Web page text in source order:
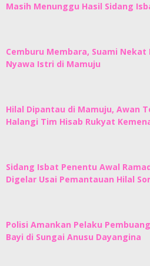
Masih Menunggu Hasil Sidang
Cemburu Membara, Suami Nekat
Nyawa Istri di Mamuju
Hilal Dipantau di Mamuju, Awan
Halangi Tim Hisab Rukyat
Sidang Isbat Penentu Awal
Digelar Usai Pemantauan Hilal
Polisi Amankan Pelaku
Bayi di Sungai Anusu Dayangina